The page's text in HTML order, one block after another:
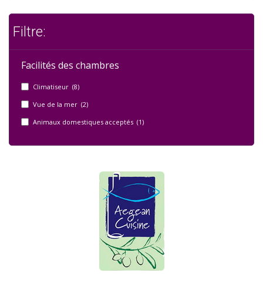
Filtre:
Facilités des chambres
Climatiseur (8)
Vue de la mer (2)
Animaux domestiques acceptés (1)